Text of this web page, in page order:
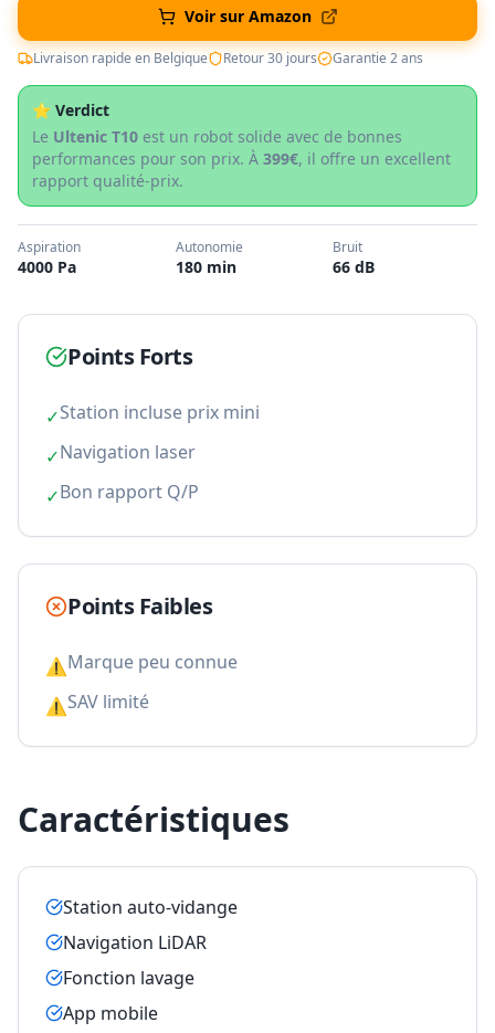
Voir sur Amazon
Livraison rapide en Belgique Retour 30 jours Garantie 2 ans
⭐ Verdict
Le Ultenic T10 est un robot solide avec de bonnes
performances pour son prix. À 399€, il offre un excellent
rapport qualité-prix.
Aspiration
4000 Pa
Autonomie
180 min
Bruit
66 dB
Points Forts
✓Station incluse prix mini
✓Navigation laser
✓Bon rapport Q/P
Points Faibles
⚠Marque peu connue
⚠SAV limité
Caractéristiques
Station auto-vidange
Navigation LiDAR
Fonction lavage
App mobile